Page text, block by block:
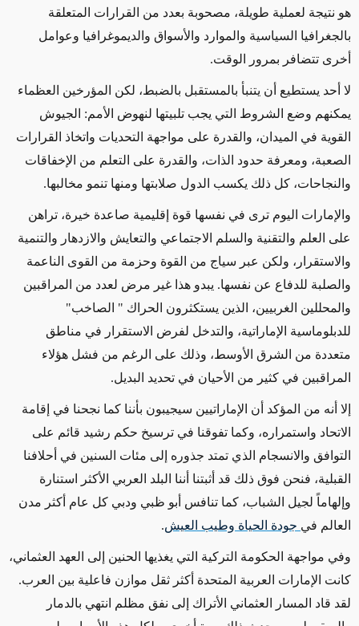
هو نتيجة لعملية طويلة، مصحوبة بعدد من القرارات المتعلقة
بالجغرافيا السياسية والموارد والأسواق والديموغرافيا وعوامل
أخرى تتضافر بمرور الوقت.
لا أحد يستطيع أن يتنبأ بالمستقبل بالضبط، لكن المؤرخين العظماء
يمكنهم وضع الشروط التي يجب تلبيتها لنهوض الأمم: الجيوش
القوية في الميدان، والقدرة على مواجهة التحديات واتخاذ القرارات
الصعبة، ومعرفة حدود الذات، والقدرة على التعلم من الإخفاقات
والنجاحات، كل ذلك يكسب الدول صلابتها ومنها تنمو مخالبها.
والإمارات اليوم ترى في نفسها قوة إقليمية صاعدة خيرة، تراهن
على العلم والتقنية والسلم الاجتماعي والتعايش والازدهار والتنمية
والاستقرار، ولكن عبر سياج من القوة وحزمة من القوى الناعمة
والصلبة للدفاع عن نفسها. يبدو هذا غير مرض لعدد من المراقبين
والمحللين الغربيين، الذين يستكثرون الحراك " الصاخب"
للدبلوماسية الإماراتية، والتدخل لفرض الاستقرار في مناطق
متعددة من الشرق الأوسط، وذلك على الرغم من فشل هؤلاء
المراقبين في كثير من الأحيان في تحديد البديل.
إلا أنه من المؤكد أن الإماراتيين سيجيبون بأننا كما نجحنا في إقامة
الاتحاد واستمراره، وكما تفوقنا في ترسيخ حكم رشيد قائم على
التوافق والانسجام الذي تمتد جذوره إلى مئات السنين في أحلافنا
القبلية، فنحن فوق ذلك قد أثبتنا أننا البلد العربي الأكثر استنارة
وإلهاماً لجيل الشباب، كما تنافس أبو ظبي ودبي كل عام أكثر مدن
العالم في جودة الحياة وطيب العيش.
وفي مواجهة الحكومة التركية التي يغذيها الحنين إلى العهد العثماني،
كانت الإمارات العربية المتحدة أكثر ثقل موازن فاعلية بين العرب.
لقد قاد المسار العثماني الأتراك إلى نفق مظلم انتهي بالدمار